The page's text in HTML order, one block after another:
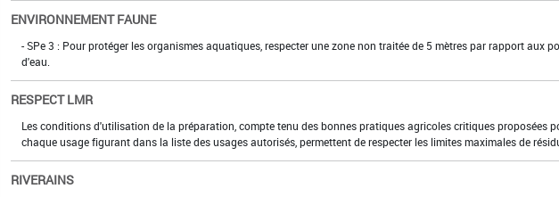
ENVIRONNEMENT FAUNE
- SPe 3 : Pour protéger les organismes aquatiques, respecter une zone non traitée de 5 mètres par rapport aux
d'eau.
RESPECT LMR
Les conditions d'utilisation de la préparation, compte tenu des bonnes pratiques agricoles critiques proposées
chaque usage figurant dans la liste des usages autorisés, permettent de respecter les limites maximales de
RIVERAINS